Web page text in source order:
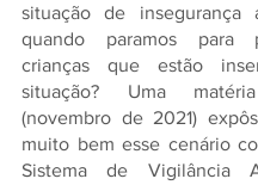
situação de insegurança
quando paramos para
crianças que estão
situação? Uma
(novembro de 2021)
muito bem esse cenário
Sistema de Vigilância